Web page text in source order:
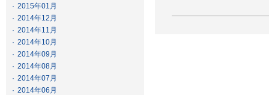
· 2015年01月
· 2014年12月
· 2014年11月
· 2014年10月
· 2014年09月
· 2014年08月
· 2014年07月
· 2014年06月